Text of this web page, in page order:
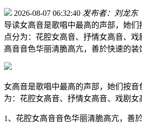
2026-08-07 06:32:40 发布者：刘龙东
导读女高音是歌唱中最高的声部，她
点分为：花腔女高音、抒情女高音、
高音音色华丽清脆高亢，善於快速的装
女高音是歌唱中最高的声部，她们按
为：花腔女高音、抒情女高音、戏剧女
1、花腔女高音音色华丽清脆高亢，善